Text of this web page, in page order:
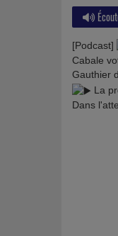
[Podcast]
Cabale
Gauthier
La
Dans